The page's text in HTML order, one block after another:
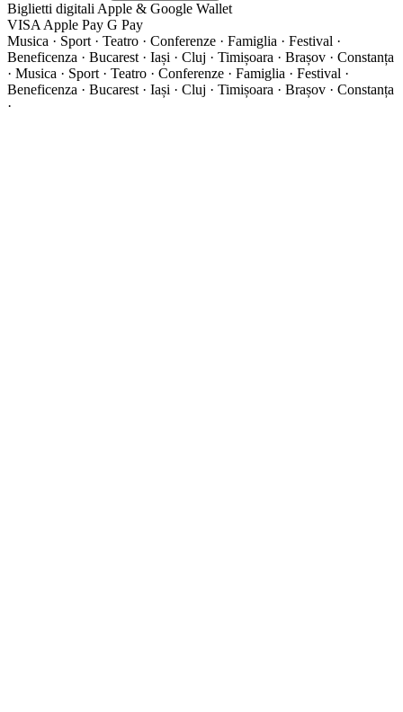
Biglietti digitali Apple & Google Wallet
VISA Apple Pay G Pay
Musica · Sport · Teatro · Conferenze · Famiglia · Festival ·
Beneficenza · Bucarest · Iași · Cluj · Timișoara · Brașov · Constanța
· Musica · Sport · Teatro · Conferenze · Famiglia · Festival ·
Beneficenza · Bucarest · Iași · Cluj · Timișoara · Brașov · Constanța
·